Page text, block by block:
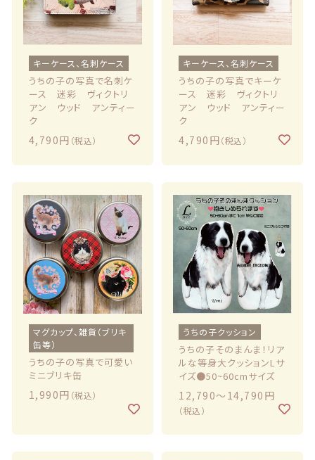
キーケース、名刺ケース
うちの子の写真で名刺ケ
ース 迷彩 ヴィクトリ
アン ウッド アンティー
ク
4,790円 （税込）
キーケース、名刺ケース
うちの子の写真でキーケ
ース 迷彩 ヴィクトリ
アン ウッド アンティー
ク
4,790円（税込）
マグカップ、雑貨（ブリキ
缶等）
うちの子の写真で可愛い
ミニブリキ缶
1,990円 （税込）
うちの子クッション
うちの子そのまんま！リア
ルな等身大クッションLサ
イズ●50~60cmサイズ
12,790〜14,790円
（税込）
プライバシーポリシー
特定商取引法に基づく表記
お問い合わせ
© 2021 Lily craft